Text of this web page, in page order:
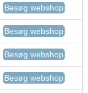
Besøg webshop
Besøg webshop
Besøg webshop
Besøg webshop